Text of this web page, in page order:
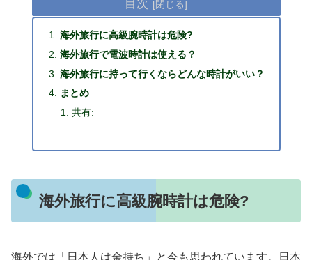
目次
海外旅行に高級腕時計は危険?
海外旅行で電波時計は使える？
海外旅行に持って行くならどんな時計がいい？
まとめ
共有:
海外旅行に高級腕時計は危険?
海外では「日本人は金持ち」と今も思われています。日本